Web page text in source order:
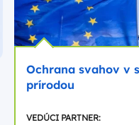
Ochrana svahov v
prírodou
VEDÚCI PARTNER: